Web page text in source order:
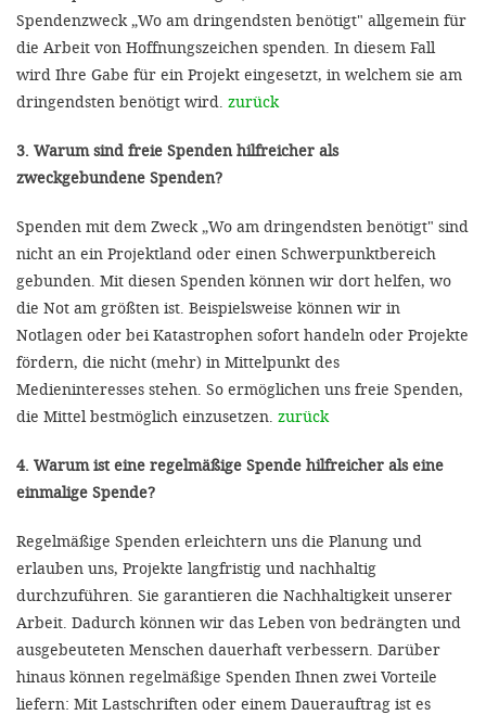
Spendenzweck „Wo am dringendsten benötigt" allgemein für
die Arbeit von Hoffnungszeichen spenden. In diesem Fall
wird Ihre Gabe für ein Projekt eingesetzt, in welchem sie am
dringendsten benötigt wird. zurück
3. Warum sind freie Spenden hilfreicher als
zweckgebundene Spenden?
Spenden mit dem Zweck „Wo am dringendsten benötigt" sind
nicht an ein Projektland oder einen Schwerpunktbereich
gebunden. Mit diesen Spenden können wir dort helfen, wo
die Not am größten ist. Beispielsweise können wir in
Notlagen oder bei Katastrophen sofort handeln oder Projekte
fördern, die nicht (mehr) in Mittelpunkt des
Medieninteresses stehen. So ermöglichen uns freie Spenden,
die Mittel bestmöglich einzusetzen. zurück
4. Warum ist eine regelmäßige Spende hilfreicher als eine
einmalige Spende?
Regelmäßige Spenden erleichtern uns die Planung und
erlauben uns, Projekte langfristig und nachhaltig
durchzuführen. Sie garantieren die Nachhaltigkeit unserer
Arbeit. Dadurch können wir das Leben von bedrängten und
ausgebeuteten Menschen dauerhaft verbessern. Darüber
hinaus können regelmäßige Spenden Ihnen zwei Vorteile
liefern: Mit Lastschriften oder einem Dauerauftrag ist es